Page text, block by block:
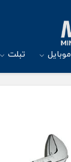
موبایل تبلت